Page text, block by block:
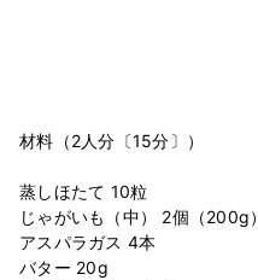
材料（2人分〔15分〕）
蒸しほたて 10粒
じゃがいも（中） 2個（200g）
アスパラガス 4本
バター 20g